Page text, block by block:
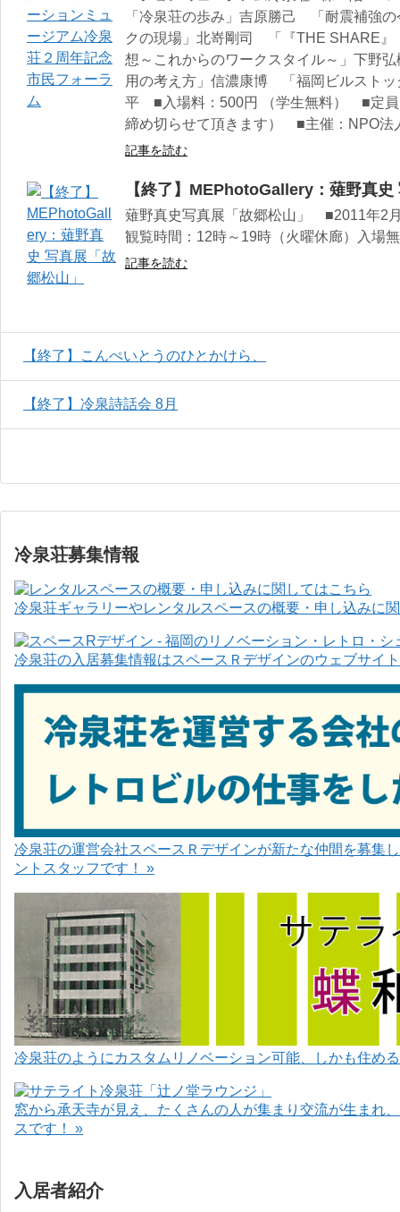
「冷泉荘の歩み」吉原勝己 「耐震補強
クの現場」北嵜剛司 「『THE SHARE』
想～これからのワークスタイル～」下野
用の考え方」信濃康博 「福岡ビルスト
平 ■入場料：500円 （学生無料） ■定員
締め切らせて頂きます） ■主催：NPO法
記事を読む
【終了】MEPhotoGallery：薙野真
薙野真史写真展「故郷松山」 ■2011年2
観覧時間：12時～19時（火曜休廊）入場
記事を読む
【終了】こんぺいとうのひとかけら、
【終了】冷泉詩話会 8月
冷泉荘募集情報
冷泉荘ギャラリーやレンタルスペースの概要・申し込みに
冷泉荘の入居募集情報はスペースＲデザインのウェブサイ
冷泉荘の運営会社スペースＲデザインが新たな仲間を募集
ントスタッフです！ »
冷泉荘のようにカスタムリノベーション可能、しかも住め
窓から承天寺が見え、たくさんの人が集まり交流が生まれ
スです！ »
入居者紹介